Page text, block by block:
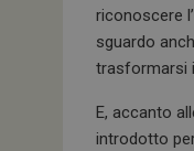
riconoscere
sguardo
trasformarsi
E, accanto
introdotto